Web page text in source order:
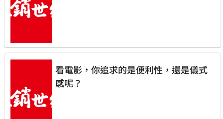
看電影，你追求的是便利性，還是儀式
感呢？